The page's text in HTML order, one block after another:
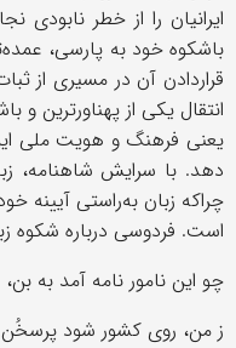
ایرانیان را از خطر
باشکوه خود به پارسی،
قراردادن آن در مسیری از
انتقال یکی از پهناورترین
یعنی فرهنگ و هویت ملی
‌دهد. با سرایش شاهنامه،
چراکه زبان به‌راستی
است. فردوسی درباره شکوه
چو این نامور نامه آمد به بن،
ز من، روی کشور شود پرسخُن